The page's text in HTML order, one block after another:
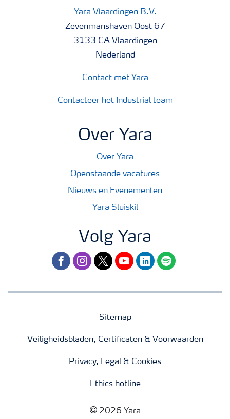
Yara Vlaardingen B.V.
Zevenmanshaven Oost 67
3133 CA Vlaardingen
Nederland
Contact met Yara
Contacteer het Industrial team
Over Yara
Over Yara
Openstaande vacatures
Nieuws en Evenementen
Yara Sluiskil
Volg Yara
facebookinstagram
twitteryoutubelinkedinspotify
Sitemap
Veiligheidsbladen, Certificaten & Voorwaarden
Privacy, Legal & Cookies
Ethics hotline
2026 Yara